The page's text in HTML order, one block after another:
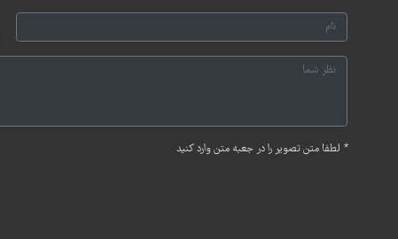
* لطفا متن تصویر را در جعبه متن وارد کنید